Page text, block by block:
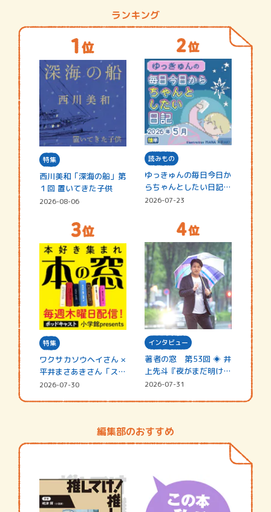
ランキング
特集
西川美和「深海の船」第
１回 置いてきた子供
2026-08-06
読みもの
ゆっきゅんの毎日今日か
らちゃんとしたい日記
☆202…
2026-07-23
特集
ワクサカソウヘイさん ×
平井まさあきさん「スペ
シャ…
2026-07-30
インタビュー
著者の窓 第53回 ◈ 井
上先斗『夜がまだ明けな
い』
2026-07-31
編集部のおすすめ